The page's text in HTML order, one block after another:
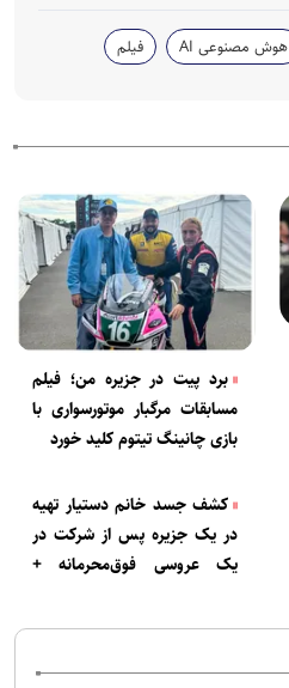
هوش مصنوعی AI فیلم
برد پیت در جزیره من؛ فیلم
مسابقات مرگبار موتورسواری با
بازی چانینگ تیتوم کلید خورد
کشف جسد خانم دستیار تهیه
در یک جزیره پس از شرکت در
یک عروسی فوق‌محرمانه +